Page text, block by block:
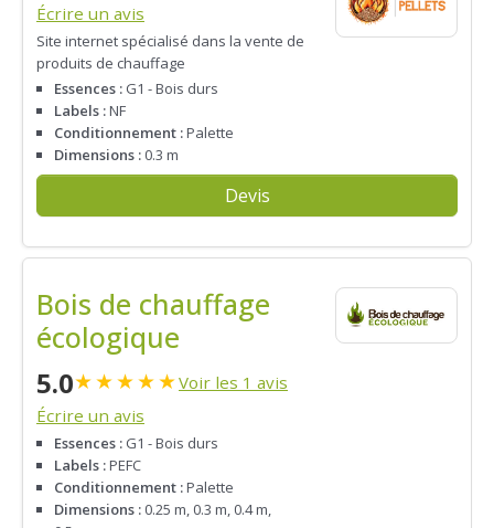
Écrire un avis
Site internet spécialisé dans la vente de
produits de chauffage
Essences : G1 - Bois durs
Labels :NF
Conditionnement :Palette
Dimensions : 0.3 m
Devis
Bois de chauffage
écologique
5.0★★★★★Voir les 1 avis
Écrire un avis
Essences : G1 - Bois durs
Labels :PEFC
Conditionnement :Palette
Dimensions : 0.25 m, 0.3 m, 0.4 m,